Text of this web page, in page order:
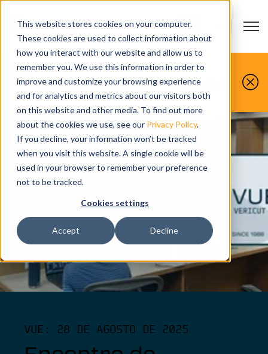
This website stores cookies on your computer.
These cookies are used to collect information about
how you interact with our website and allow us to
remember you. We use this information in order to
improve and customize your browsing experience
and for analytics and metrics about our visitors both
on this website and other media. To find out more
about the cookies we use, see our Privacy Policy.
If you decline, your information won’t be tracked
when you visit this website. A single cookie will be
used in your browser to remember your preference
not to be tracked.
Cookies settings
Accept Decline
Open
CONTATO Show
Você faz, nós simulamos.
Agende sua demonstração gratuita hoje
mesmo.
VUE: 28 DE AGOSTO DE 2025